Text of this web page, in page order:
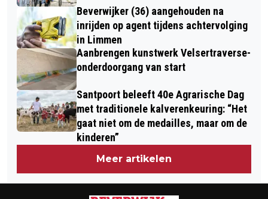
Beverwijker (36) aangehouden na
inrijden op agent tijdens achtervolging
in Limmen
Aanbrengen kunstwerk Velsertraverse-
onderdoorgang van start
Santpoort beleeft 40e Agrarische Dag
met traditionele kalverenkeuring: “Het
gaat niet om de medailles, maar om de
kinderen”
Meer artikelen